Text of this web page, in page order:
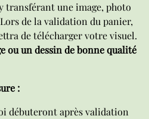
transférant une image, photo
de la validation du panier,
de télécharger votre visuel.
ou un dessin de bonne qualité
:
débuteront après validation